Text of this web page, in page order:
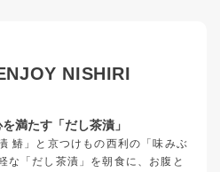
NISHIRI
満たす「だし茶漬」
鰆」と京つけもの西利の「味みぶ
な「だし茶漬」を朝食に、お腹と